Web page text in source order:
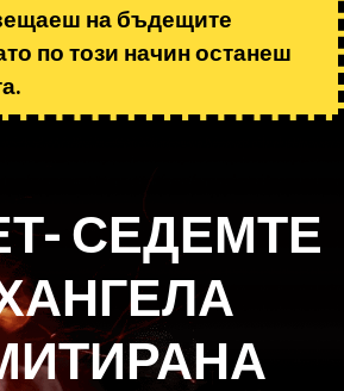
на бъдещите
по този начин останеш
СЕДЕМТЕ